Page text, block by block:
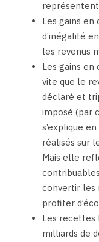
Les gains
d’inégalité
les revenus
Les gains
vite que le
déclaré et
imposé (par
s’explique
réalisés sur
Mais elle
convertir les
profiter
Les recettes
milliards de